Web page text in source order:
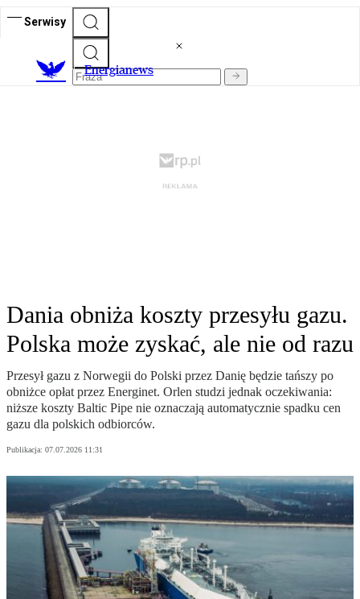
Serwisy
Energianews
Dania obniża koszty przesyłu gazu.
Polska może zyskać, ale nie od razu
Przesył gazu z Norwegii do Polski przez Danię będzie tańszy po
obniżce opłat przez Energinet. Orlen studzi jednak oczekiwania:
niższe koszty Baltic Pipe nie oznaczają automatycznie spadku cen
gazu dla polskich odbiorców.
Publikacja: 07.07.2026 11:31